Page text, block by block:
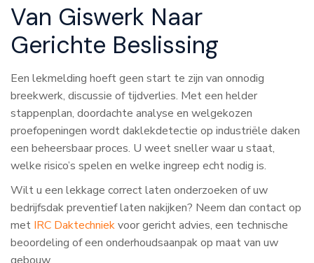
Van Giswerk Naar
Gerichte Beslissing
Een lekmelding hoeft geen start te zijn van onnodig
breekwerk, discussie of tijdverlies. Met een helder
stappenplan, doordachte analyse en welgekozen
proefopeningen wordt daklekdetectie op industriële daken
een beheersbaar proces. U weet sneller waar u staat,
welke risico’s spelen en welke ingreep echt nodig is.
Wilt u een lekkage correct laten onderzoeken of uw
bedrijfsdak preventief laten nakijken? Neem dan contact op
met IRC Daktechniekvoor gericht advies, een technische
beoordeling of een onderhoudsaanpak op maat van uw